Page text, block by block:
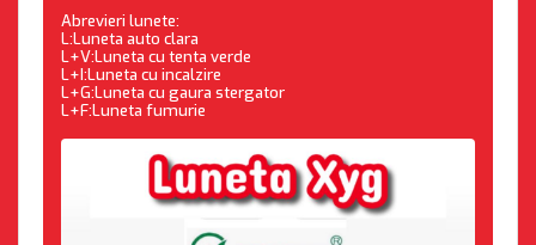
Abrevieri lunete:
L:Luneta auto clara
L+V:Luneta cu tenta verde
L+I:Luneta cu incalzire
L+G:Luneta cu gaura stergator
L+F:Luneta fumurie